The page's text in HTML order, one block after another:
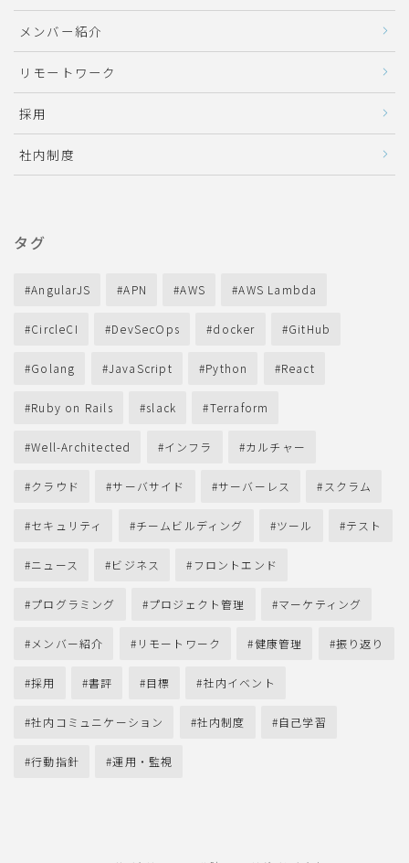
メンバー紹介
リモートワーク
採用
社内制度
タグ
AngularJS APN AWS AWS Lambda
CircleCI DevSecOps docker GitHub
Golang JavaScript Python React
Ruby on Rails slack Terraform
Well-Architected インフラ カルチャー
クラウド サーバサイド サーバーレス スクラム
セキュリティ チームビルディング ツール テスト
ニュース ビジネス フロントエンド
プログラミング プロジェクト管理 マーケティング
メンバー紹介 リモートワーク 健康管理 振り返り
採用 書評 目標 社内イベント
社内コミュニケーション 社内制度 自己学習
行動指針 運用・監視